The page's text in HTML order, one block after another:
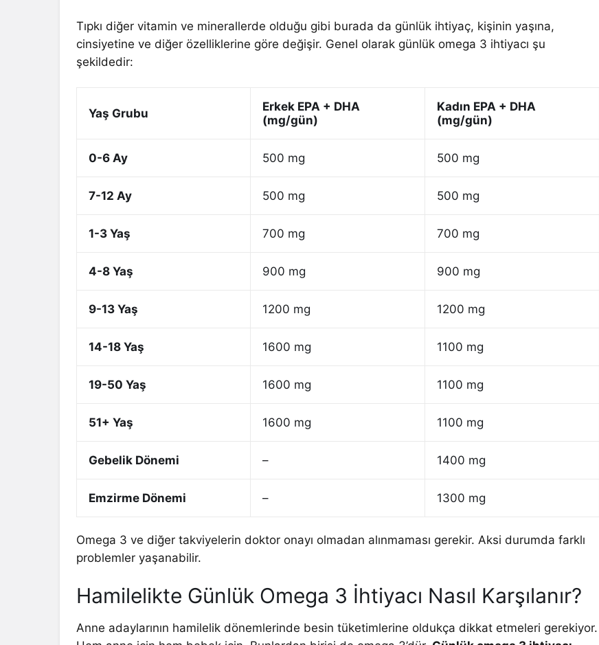
Tıpkı diğer vitamin ve minerallerde olduğu gibi burada da günlük ihtiyaç, kişinin yaşına,
cinsiyetine ve diğer özelliklerine göre değişir. Genel olarak günlük omega 3 ihtiyacı şu
şekildedir:
Yaş Grubu
Erkek EPA + DHA
(mg/gün)
Kadın EPA + DHA
(mg/gün)
0-6 Ay 500 mg 500 mg
7-12 Ay 500 mg 500 mg
1-3 Yaş 700 mg 700 mg
4-8 Yaş 900 mg 900 mg
9-13 Yaş 1200 mg 1200 mg
14-18 Yaş 1600 mg 1100 mg
19-50 Yaş 1600 mg 1100 mg
51+ Yaş 1600 mg 1100 mg
Gebelik Dönemi – 1400 mg
Emzirme Dönemi – 1300 mg
Omega 3 ve diğer takviyelerin doktor onayı olmadan alınmaması gerekir. Aksi durumda farklı
problemler yaşanabilir.
Hamilelikte Günlük Omega 3 İhtiyacı Nasıl Karşılanır?
Anne adaylarının hamilelik dönemlerinde besin tüketimlerine oldukça dikkat etmeleri gerekiyor.